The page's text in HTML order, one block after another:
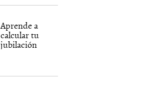
Aprende a
calcular tu
jubilación